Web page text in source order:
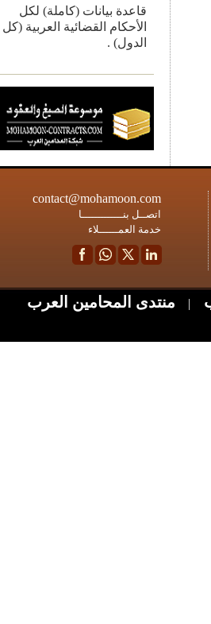
قاعدة بيانات (كاملة) لكل
الأحكام القضائية العربية (كل
الدول) .
contact@mohamoon.com
اتصــل بنـــــــــــــا
خدمة العمــــــلاء
منتدى المحامين العرب